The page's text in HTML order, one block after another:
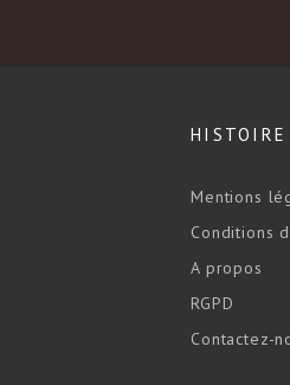
HISTOIRE
Mentions
Conditions
A propos
RGPD
Contactez-